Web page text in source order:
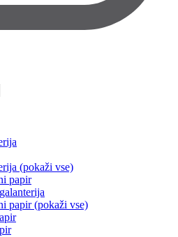
(pokaži vse)
papir
papir (pokaži vse)